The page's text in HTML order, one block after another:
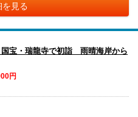
を見る
国宝・瑞龍寺で初詣 雨晴海岸から
円